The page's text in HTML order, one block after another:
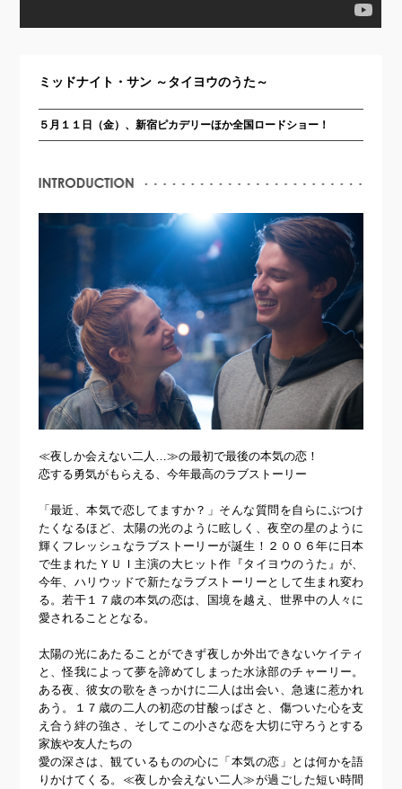
ミッドナイト・サン ～タイヨウのうた～
５月１１日（金）、新宿ピカデリーほか全国ロードショー！
≪夜しか会えない二人…≫の最初で最後の本気の恋！
恋する勇気がもらえる、今年最高のラブストーリー
「最近、本気で恋してますか？」そんな質問を自らにぶつけ
たくなるほど、太陽の光のように眩しく、夜空の星のように
輝くフレッシュなラブストーリーが誕生！２００６年に日本
で生まれたＹＵＩ主演の大ヒット作『タイヨウのうた』が、
今年、ハリウッドで新たなラブストーリーとして生まれ変わ
る。若干１７歳の本気の恋は、国境を越え、世界中の人々に
愛されることとなる。
太陽の光にあたることができず夜しか外出できないケイティ
と、怪我によって夢を諦めてしまった水泳部のチャーリー。
ある夜、彼女の歌をきっかけに二人は出会い、急速に惹かれ
あう。１７歳の二人の初恋の甘酸っぱさと、傷ついた心を支
え合う絆の強さ、そしてこの小さな恋を大切に守ろうとする
家族や友人たちの
愛の深さは、観ているものの心に「本気の恋」とは何かを語
りかけてくる。≪夜しか会えない二人≫が過ごした短い時間